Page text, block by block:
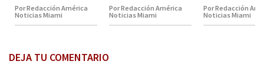
Por Redacción América
Noticias Miami
Por Redacción América
Noticias Miami
Por Redacción
Noticias Miami
DEJA TU COMENTARIO